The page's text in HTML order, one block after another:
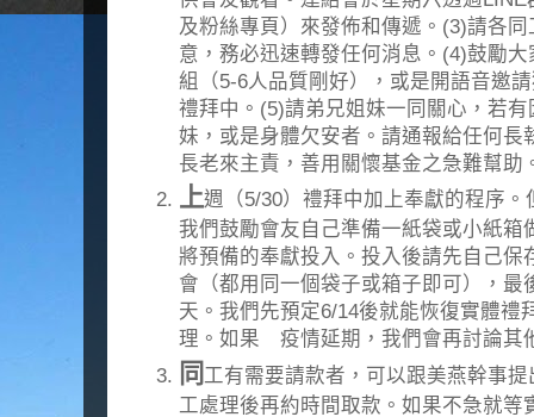
及粉絲專頁）來發佈和傳遞。(3)請各
意，務必迅速轉發任何消息。(4)鼓勵
組（5-6人品質剛好），或是開語音邀
禮拜中。(5)請弟兄姐妹一同關心，若
妹，或是身體欠安者。請通報給任何長
長老來主責，善用關懷基金之急難幫助
上週（5/30）禮拜中加上奉獻的程序
我們鼓勵會友自己準備一紙袋或小紙箱
將預備的奉獻投入。投入後請先自己保
會（都用同一個袋子或箱子即可），最
天。我們先預定6/14後就能恢復實體禮
理。如果 疫情延期，我們會再討論其
同 工有需要請款者，可以跟美燕幹事
工處理後再約時間取款。如果不急就